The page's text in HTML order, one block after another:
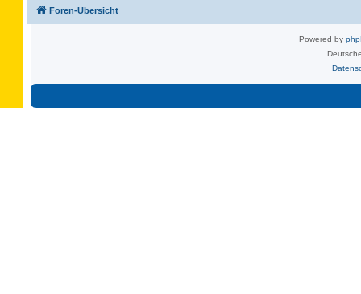
Foren-Übersicht
Powered by